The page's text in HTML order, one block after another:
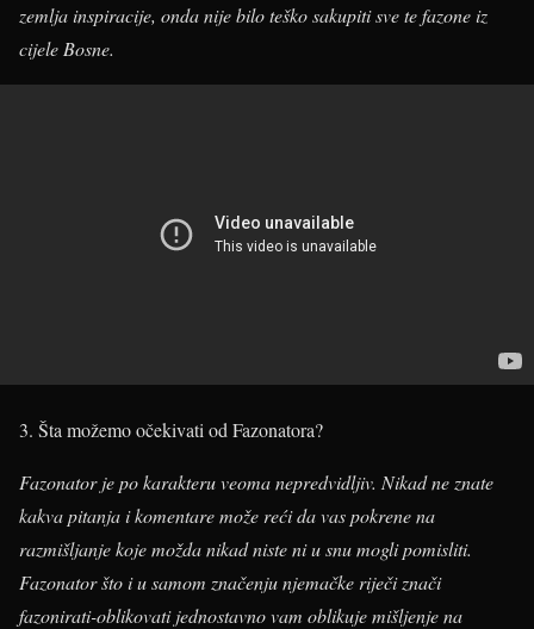
zemlja inspiracije, onda nije bilo teško sakupiti sve te fazone iz
cijele Bosne.
3. Šta možemo očekivati od Fazonatora?
Fazonator je po karakteru veoma nepredvidljiv. Nikad ne znate
kakva pitanja i komentare može reći da vas pokrene na
razmišljanje koje možda nikad niste ni u snu mogli pomisliti.
Fazonator što i u samom značenju njemačke riječi znači
fazonirati-oblikovati jednostavno vam oblikuje mišljenje na